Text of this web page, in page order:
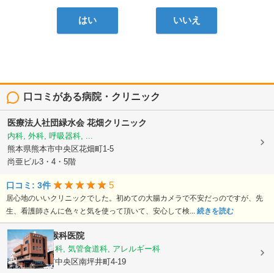
はい いいえ
口コミがある病院・クリニック
医療法人社団緑水会 花畑クリニック
内科, 外科, 呼吸器科, ...
熊本県熊本市中央区花畑町1-5
尚亜ビル3・4・5階
口コミ: 3件 5
居心地のいいクリニックでした。初めての大腸カメラで不安だっのですが、先
生、看護師さんに色々と気を使って頂いて、安心して検... 続きを読む
熊谷耳鼻咽喉科医院
耳鼻いんこう科, 気管食道科, アレルギー科
熊本県熊本市中央区南坪井町4-19